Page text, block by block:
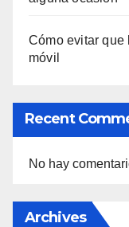
Cómo evitar que
móvil
Recent
No hay
Archives